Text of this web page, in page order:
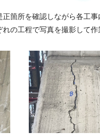
箇所を確認しながら各工
の工程で写真を撮影して作